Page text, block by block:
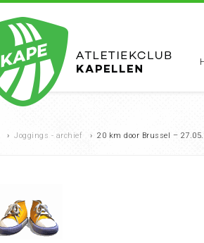
› Joggings - archief › 20 km door Brussel –